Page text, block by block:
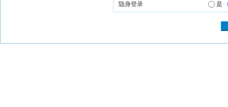
隐身登录 是